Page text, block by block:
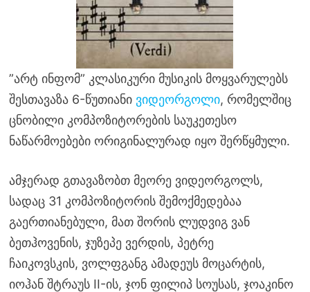
”არტ ინფომ” კლასიკური მუსიკის მოყვარულებს
შესთავაზა 6-წუთიანი ვიდეორგოლი, რომელშიც
ცნობილი კომპოზიტორების საუკეთესო
ნაწარმოებები ორიგინალურად იყო შერწყმული.
ამჯერად გთავაზობთ მეორე ვიდეორგოლს,
სადაც 31 კომპოზიტორის შემოქმედებაა
გაერთიანებული, მათ შორის ლუდვიგ ვან
ბეთჰოვენის, ჯუზეპე ვერდის, პეტრე
ჩაიკოვსკის, ვოლფგანგ ამადეუს მოცარტის,
იოჰან შტრაუს II-ის, ჯონ ფილიპ სოუსას, ჯოაკინო